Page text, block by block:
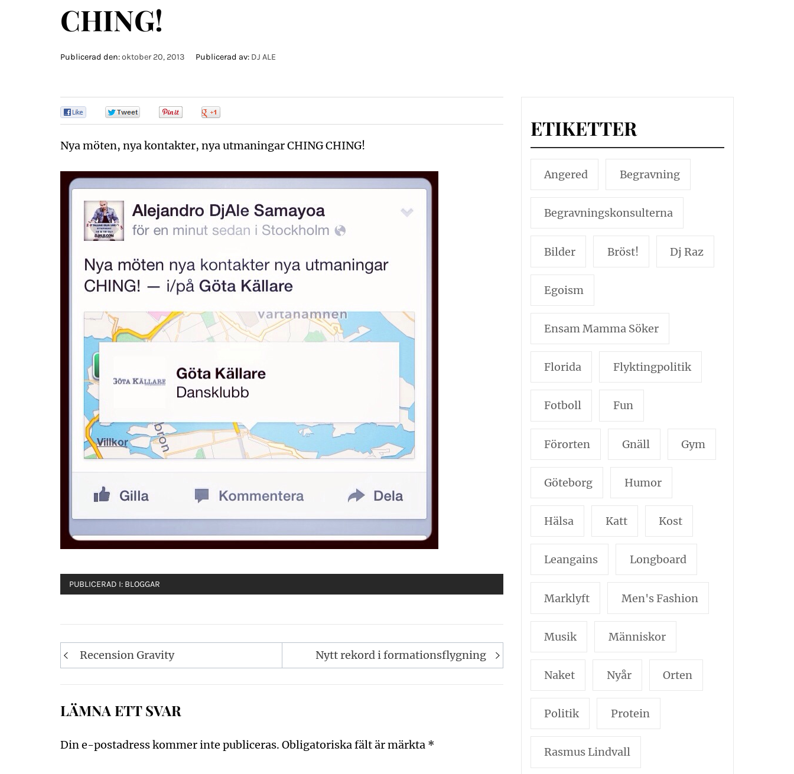
CHING!
Publicerad den:oktober 20, 2013 Publicerad av: DJ ALE
Nya möten, nya kontakter, nya utmaningar CHING CHING!
PUBLICERAD I: BLOGGAR
Inläggsnavigering
Recension Gravity Nytt rekord i formationsflygning
LÄMNA ETT SVAR
Din e-postadress kommer inte publiceras. Obligatoriska fält är märkta *
ETIKETTER
Angered Begravning
Begravningskonsulterna
Bilder Bröst! Dj Raz
Egoism
Ensam Mamma Söker
Florida Flyktingpolitik
Fotboll Fun
Förorten Gnäll Gym
Göteborg Humor
Hälsa Katt Kost
Leangains Longboard
Marklyft Men's Fashion
Musik Människor
Naket Nyår Orten
Politik Protein
Rasmus Lindvall